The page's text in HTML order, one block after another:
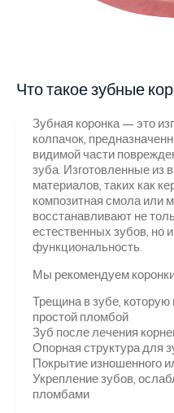
Что такое зубные
Зубная коронка — это
колпачок,
видимой части
зуба. Изготовленные из
материалов, таких как
композитная смола или
восстанавливают не
естественных зубов, но
функциональность.
Мы рекомендуем
Трещина в зубе, которую
простой пломбой
Зуб после лечения
Опорная структура для
Покрытие изношенного
Укрепление зубов,
пломбами